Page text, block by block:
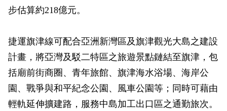
步估算約218億元。
捷運旗津線可配合亞洲新灣區及旗津觀光大島之建設
計畫，將亞灣及駁二特區之旅遊景點鏈結至旗津，包
括廟前街商圈、青年旅館、旗津海水浴場、海岸公
園、戰爭與和平紀念公園、風車公園等；同時可藉由
輕軌延伸擴建路，服務中島加工出口區之通勤旅次。